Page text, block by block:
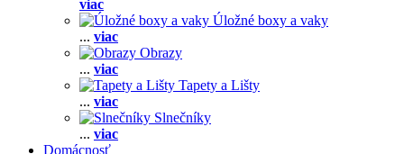
viac
Úložné boxy a vaky
... viac
Obrazy
... viac
Tapety a Lišty
... viac
Slnečníky
... viac
Domácnosť